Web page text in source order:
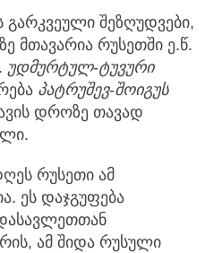
გარკვეული შეზღუდვები,
მთავარია რუსეთში ე.წ.
უდმურტულ-ტუვური
პატრუშევ-შოიგუს
დროზე თავად
რუსეთი ამ
ეს დაჯგუფება
ამ შიდა რუსული